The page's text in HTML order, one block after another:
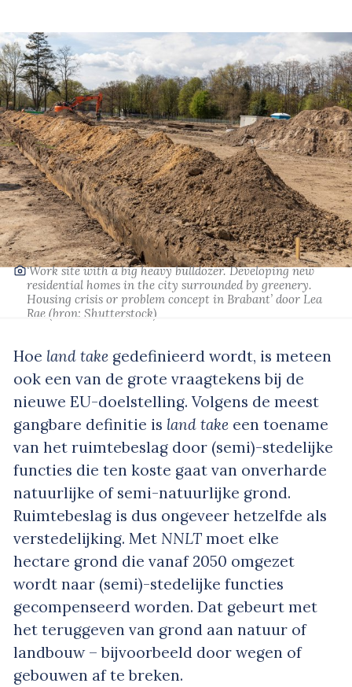
‘Work site with a big heavy bulldozer. Developing new
residential homes in the city surrounded by greenery.
Housing crisis or problem concept in Brabant’ door Lea
Rae (bron: Shutterstock)
Hoe land take gedefinieerd wordt, is meteen
ook een van de grote vraagtekens bij de
nieuwe EU-doelstelling. Volgens de meest
gangbare definitie is land take een toename
van het ruimtebeslag door (semi)-stedelijke
functies die ten koste gaat van onverharde
natuurlijke of semi-natuurlijke grond.
Ruimtebeslag is dus ongeveer hetzelfde als
verstedelijking. Met NNLT moet elke
hectare grond die vanaf 2050 omgezet
wordt naar (semi)-stedelijke functies
gecompenseerd worden. Dat gebeurt met
het teruggeven van grond aan natuur of
landbouw – bijvoorbeeld door wegen of
gebouwen af te breken.